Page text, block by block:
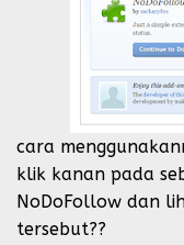
cara
klik kanan pada
NoDoFollow dan
tersebut??